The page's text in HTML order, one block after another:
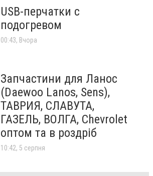
USB-перчатки с
подогревом
00:43, Вчора
Запчастини для Ланос
(Daewoo Lanos, Sens),
ТАВРИЯ, СЛАВУТА,
ГАЗЕЛЬ, ВОЛГА, Chevrolet
оптом та в роздріб
10:42, 5 серпня